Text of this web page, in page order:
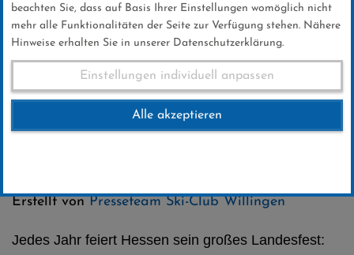
Laser-Biathlon und mobile
Schanze überzeugen
Erstellt vonPresseteam Ski-Club Willingen
Jedes Jahr feiert Hessen sein großes Landesfest:
beachten Sie, dass auf Basis Ihrer Einstellungen womöglich nicht
mehr alle Funktionalitäten der Seite zur Verfügung stehen. Nähere
Hinweise erhalten Sie in unserer Datenschutzerklärung.
Einstellungen individuell anpassen
Alle akzeptieren